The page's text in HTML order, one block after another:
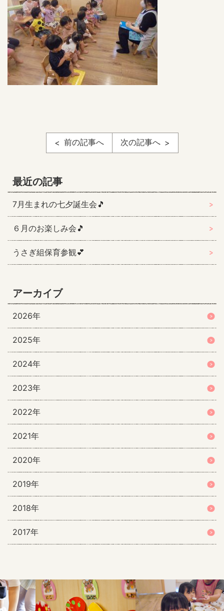
前の記事へ 次の記事へ
最近の記事
7月生まれの七夕誕生会🎵
６月のお楽しみ会🎵
うさぎ組保育参観💕
アーカイブ
2026年
2025年
2024年
2023年
2022年
2021年
2020年
2019年
2018年
2017年